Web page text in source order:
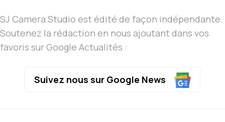
SJ Camera Studio est édité de façon indépendante.
Soutenez la rédaction en nous ajoutant dans vos
favoris sur Google Actualités :
Suivez nous sur Google News